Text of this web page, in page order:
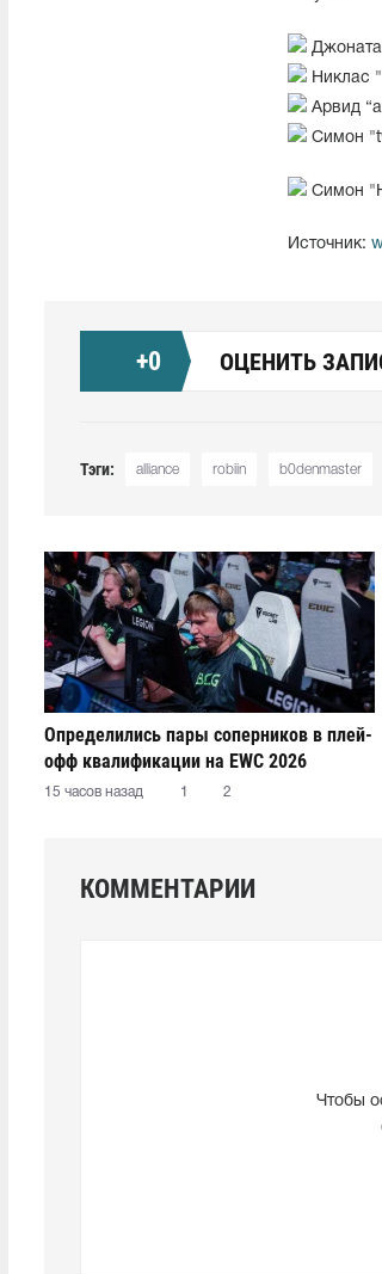
Никлас
Арвид
Симон
Симон
Источник:
+0 ОЦЕНИТЬ
Тэги: alliance robiin b0denmaster⁠
Определились пары соперников в плей-
офф квалификации на EWC 2026
15 часов назад 1 2
КОММЕНТАРИИ
Чтобы